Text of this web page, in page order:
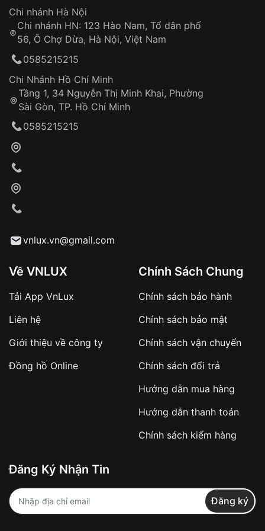
Hotline: 0585 215 215
Từ khóa SEO:
Khách hàng kiểm tra và thanh toán trực tiếp
Từ khóa SEO:
sản phẩm đặc biệt
hàng
Số tiền còn lại thanh toán khi nhận hàng hoặc
✔️ Đảm bảo xử lý đơn hàng nhanh chóng
✔️ Hạn chế tình trạng hủy đơn không mong
Từ khóa SEO:
Đảm bảo quyền lợi khách hàng
Đồng hành cùng khách hàng trong suốt quá
trình sử dụng
Chi nhánh Hà Nội
Chi nhánh HN: 123 Hào Nam, Tổ dân phố
56, Ô Chợ Dừa, Hà Nội, Việt Nam
0585215215
Chi Nhánh Hồ Chí Minh
Tầng 1, 34 Nguyễn Thị Minh Khai, Phường
Sài Gòn, TP. Hồ Chí Minh
0585215215
vnlux.vn@gmail.com
Về VNLUX
Tải App VnLux
Liên hệ
Giới thiệu về công ty
Đồng hồ Online
Chính Sách Chung
Chính sách bảo hành
Chính sách bảo mật
Chính sách vận chuyển
Chính sách đổi trả
Hướng dẫn mua hàng
Hướng dẫn thanh toán
Chính sách kiểm hàng
Đăng Ký Nhận Tin
Đăng ký